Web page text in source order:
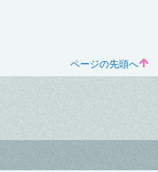
ページの先頭へ